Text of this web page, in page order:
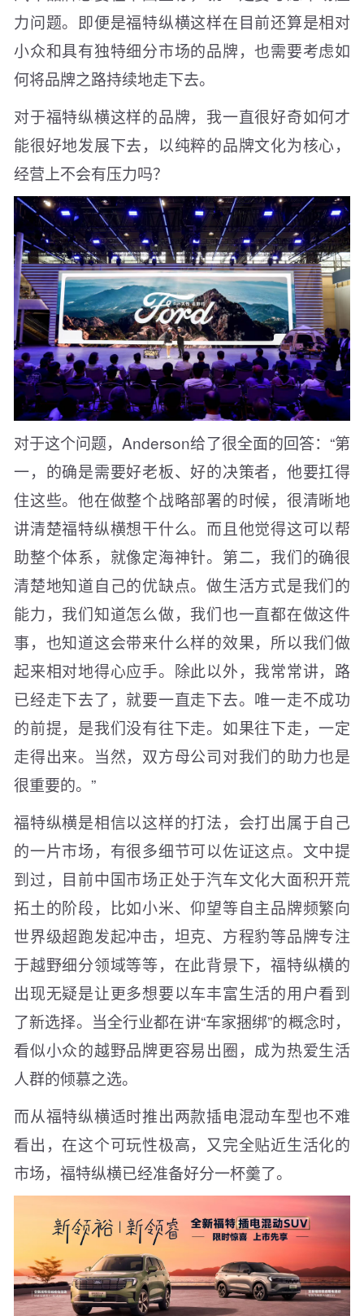
力问题。即便是福特纵横这样在目前还算是相对
小众和具有独特细分市场的品牌，也需要考虑如
何将品牌之路持续地走下去。
对于福特纵横这样的品牌，我一直很好奇如何才
能很好地发展下去，以纯粹的品牌文化为核心，
经营上不会有压力吗？
对于这个问题，Anderson给了很全面的回答：“第
一，的确是需要好老板、好的决策者，他要扛得
住这些。他在做整个战略部署的时候，很清晰地
讲清楚福特纵横想干什么。而且他觉得这可以帮
助整个体系，就像定海神针。第二，我们的确很
清楚地知道自己的优缺点。做生活方式是我们的
能力，我们知道怎么做，我们也一直都在做这件
事，也知道这会带来什么样的效果，所以我们做
起来相对地得心应手。除此以外，我常常讲，路
已经走下去了，就要一直走下去。唯一走不成功
的前提，是我们没有往下走。如果往下走，一定
走得出来。当然，双方母公司对我们的助力也是
很重要的。”
福特纵横是相信以这样的打法，会打出属于自己
的一片市场，有很多细节可以佐证这点。文中提
到过，目前中国市场正处于汽车文化大面积开荒
拓土的阶段，比如小米、仰望等自主品牌频繁向
世界级超跑发起冲击，坦克、方程豹等品牌专注
于越野细分领域等等，在此背景下，福特纵横的
出现无疑是让更多想要以车丰富生活的用户看到
了新选择。当全行业都在讲“车家捆绑”的概念时，
看似小众的越野品牌更容易出圈，成为热爱生活
人群的倾慕之选。
而从福特纵横适时推出两款插电混动车型也不难
看出，在这个可玩性极高，又完全贴近生活化的
市场，福特纵横已经准备好分一杯羹了。